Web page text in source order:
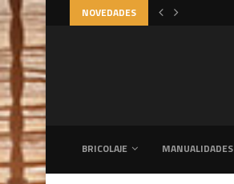
NOVEDADES
BRICOLAJE MANUALIDADES